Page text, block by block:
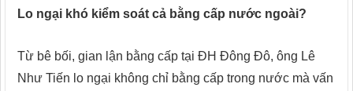
Lo ngại khó kiểm soát cả bằng cấp nước ngoài?
Từ bê bối, gian lận bằng cấp tại ĐH Đông Đô, ông Lê
Như Tiến lo ngại không chỉ bằng cấp trong nước mà vấn